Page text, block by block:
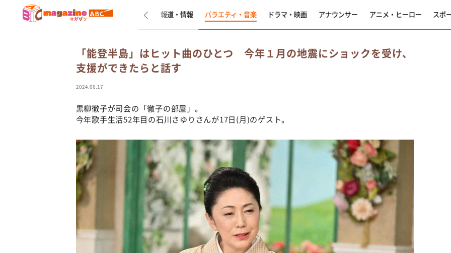
新着 インタビュー 報道・情報 バラエティ・音楽 ドラマ・映画 アナウンサー アニメ・ヒーロー スポ
「能登半島」はヒット曲のひとつ 今年１月の地震にショックを受け、
支援ができたらと話す
2024.06.17
黒柳徹子が司会の「徹子の部屋」。
今年歌手生活52年目の石川さゆりさんが17日(月)のゲスト。